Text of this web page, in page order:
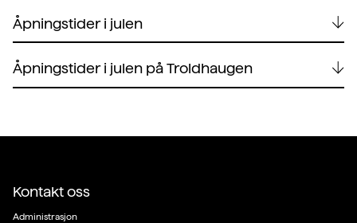
Åpningstider i julen
Åpningstider i julen på Troldhaugen
Kontakt oss
Administrasjon